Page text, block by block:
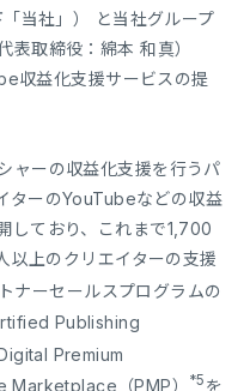
当社」） と当社グループ
表取締役：綿本 和真）
収益化支援サービスの提
ャーの収益化支援を行うパ
ターのYouTubeなどの収益
しており、これまで1,700
上のクリエイターの支援
ナーセールスプログラムの
Publishing
Premium
Marketplace（PMP） *5 を